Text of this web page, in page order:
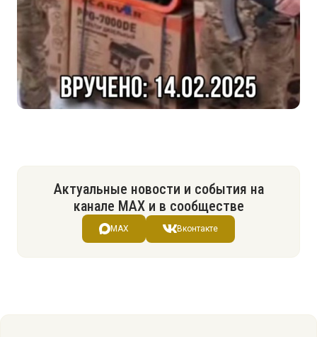
Актуальные новости и события на
канале МАХ и в сообществе
MAX Вконтакте